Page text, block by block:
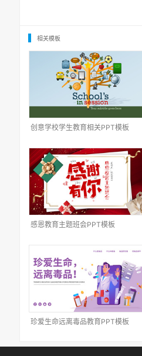
相关模板
创意学校学生教育相关PPT模板
感恩教育主题班会PPT模板
珍爱生命远离毒品教育PPT模板